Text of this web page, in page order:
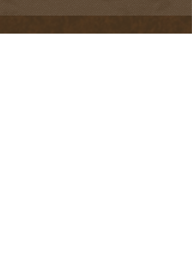
adres & contact